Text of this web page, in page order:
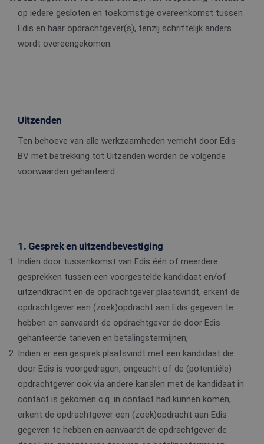
op iedere gesloten en toekomstige overeenkomst tussen
Edis en haar opdrachtgever(s), tenzij schriftelijk anders
wordt overeengekomen.
Uitzenden
Ten behoeve van alle werkzaamheden verricht door Edis
BV met betrekking tot Uitzenden worden de volgende
voorwaarden gehanteerd.
1. Gesprek en uitzendbevestiging
Indien door tussenkomst van Edis één of meerdere
gesprekken tussen een voorgestelde kandidaat en/of
uitzendkracht en de opdrachtgever plaatsvindt, erkent de
opdrachtgever een (zoek)opdracht aan Edis gegeven te
hebben en aanvaardt de opdrachtgever de door Edis
gehanteerde tarieven en betalingstermijnen;
Indien er een gesprek plaatsvindt met een kandidaat die
door Edis is voorgedragen, ongeacht of de (potentiële)
opdrachtgever ook via andere kanalen met de kandidaat in
contact is gekomen c.q. in contact had kunnen komen,
erkent de opdrachtgever een (zoek)opdracht aan Edis
gegeven te hebben en aanvaardt de opdrachtgever de